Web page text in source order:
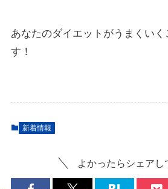
あなたのダイエットがうまくいく
す！
新着情報
よかったらシェアし